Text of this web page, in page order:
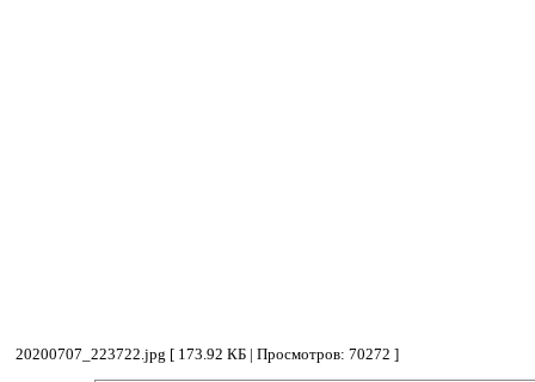
20200707_223722.jpg [ 173.92 КБ | Просмотров: 70272 ]